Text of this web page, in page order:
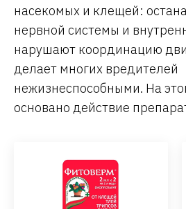
насекомых и клещей:
нервной системы и
нарушают координацию
делает многих вредителей
нежизнеспособными. На
основано действие